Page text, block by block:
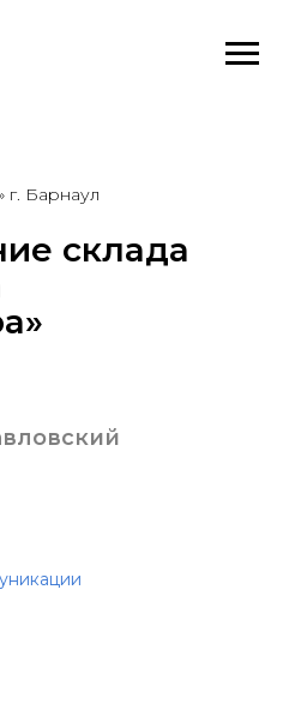
г. Барнаул
склада